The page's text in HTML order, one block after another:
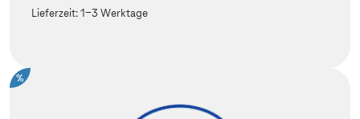
Lieferzeit:1-3 Werktage
%